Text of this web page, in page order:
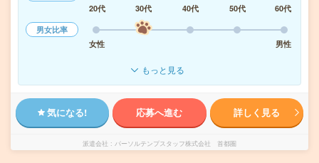
20代
30代 40代 50代
60代
男女比率
女性
男性
もっと見る
気になる! 応募へ進む 詳しく見る
派遣会社 パーソルテンプスタッフ株式会社 首都圏